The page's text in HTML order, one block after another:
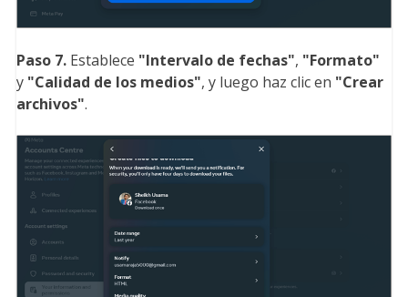
Paso 7.Establece "Intervalo de fechas", "Formato"
y "Calidad de los medios", y luego haz clic en "Crear
archivos".